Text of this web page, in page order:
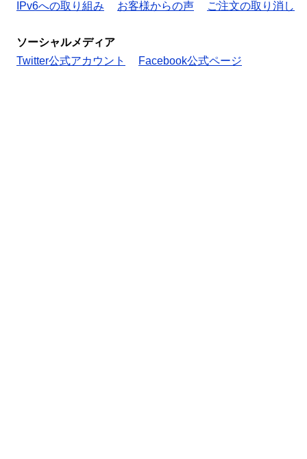
IPv6への取り組み
お客様からの声 ご注文の取り消し
ソーシャルメディア
Twitter公式アカウント
Facebook公式ページ